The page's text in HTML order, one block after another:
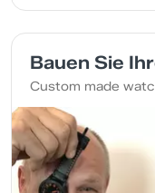
Bauen Sie
Custom made